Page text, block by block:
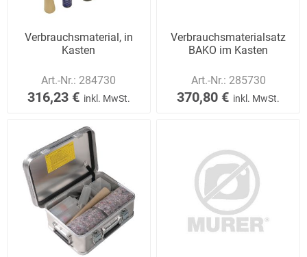
Verbrauchsmaterial, in
Kasten
Art.-Nr.: 284730
316,23 € inkl. MwSt.
Verbrauchsmaterialsatz
BAKO im Kasten
Art.-Nr.: 285730
370,80 € inkl. MwSt.